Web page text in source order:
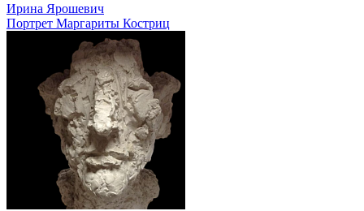
Ирина Ярошевич
Портрет Маргариты Костриц